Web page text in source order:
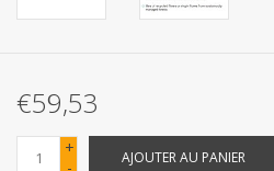
Produits Covid-19
€59,53
+
AJOUTER AU PANIER